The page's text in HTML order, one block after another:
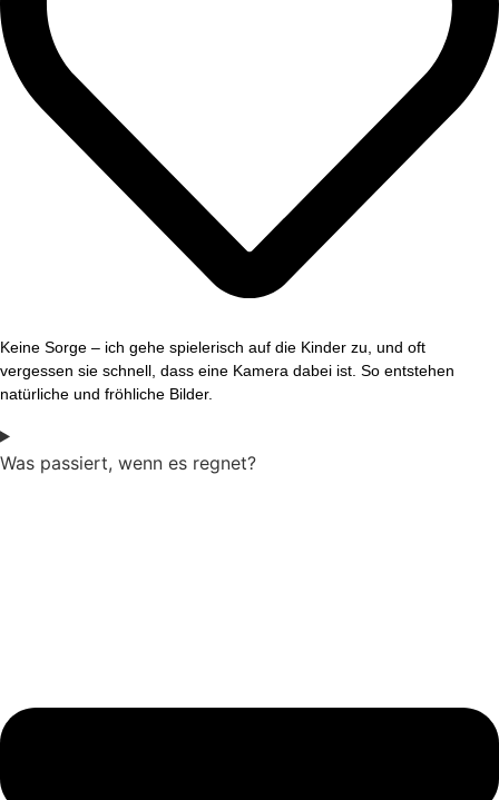
Keine Sorge – ich gehe spielerisch auf die Kinder zu, und oft
vergessen sie schnell, dass eine Kamera dabei ist. So entstehen
natürliche und fröhliche Bilder.
Was passiert, wenn es regnet?